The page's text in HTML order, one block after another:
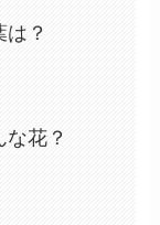
は？
な花？